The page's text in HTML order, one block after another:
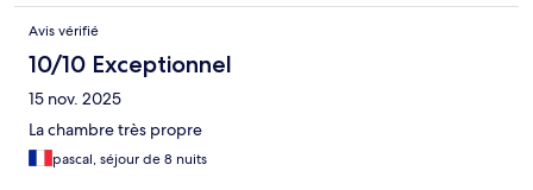
Avis vérifié
10/10 Exceptionnel
15 nov. 2025
La chambre très propre
pascal, séjour de 8 nuits